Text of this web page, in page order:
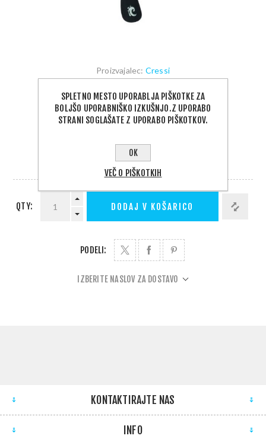
Proizvajalec: Cressi
36,00 €
DOBAVA 1 - 5 DNI
QTY: DODAJ V KOŠARICO
PODELI:
IZBERITE NASLOV ZA DOSTAVO
KONTAKTIRAJTE NAS
INFO
SPLETNO MESTO UPORABLJA PIŠKOTKE ZA
BOLJŠO UPORABNIŠKO IZKUŠNJO.Z UPORABO
STRANI SOGLAŠATE Z UPORABO PIŠKOTKOV.
OK
VEČ O PIŠKOTKIH